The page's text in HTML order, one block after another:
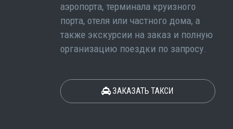
аэропорта, терминала круизного
порта, отеля или частного дома, а
также экскурсии на заказ и полную
организацию поездки по запросу.
ЗАКАЗАТЬ ТАКСИ